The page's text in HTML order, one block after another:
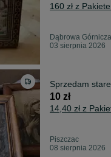
160 zł z
Dąbrowa Górnicza
03 sierpnia 2026
Sprzedam
10 zł
14,40 zł z
Piszczac
08 sierpnia 2026